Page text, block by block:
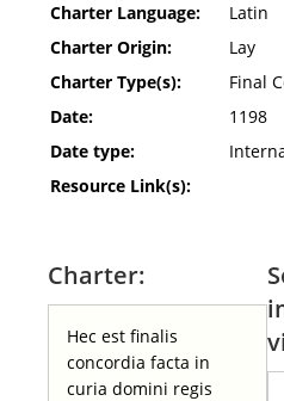
Charter Language:
Latin
Charter Origin:
Lay
Charter Type(s):
Final
Date:
1198
Date type:
Resource Link(s):
Charter:
Hec est finalis
concordia facta in
curia domini regis